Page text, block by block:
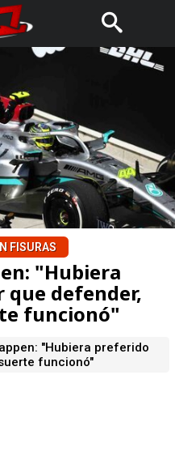
FISURAS
"Hubiera
defender,
funcionó"
"Hubiera preferido
funcionó"